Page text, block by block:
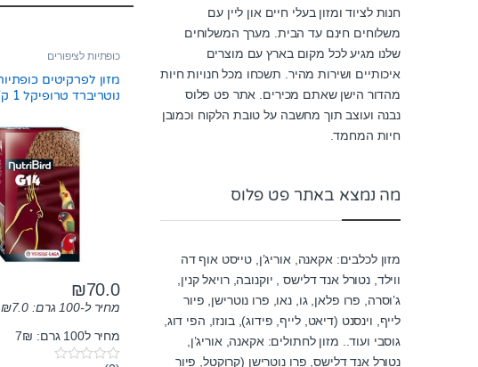
כופתיות לציפורים
נוטריברד טרופיקל 1 ק”ג
₪70.0
מחיר ל-100 גרם: ₪7.0
מחיר ל100 גרם: 7₪
חנות לציוד ומזון בעלי חיים און ליין עם
משלוחים חינם עד הבית. מערך המשלוחים
שלנו מגיע לכל מקום בארץ עם מוצרים
איכותיים ושירות מהיר. תשכחו מכל חנויות חיות
מהדור הישן שאתם מכירים. אתר פט פלוס
נבנה ועוצב תוך מחשבה על טובת הלקוח וכמובן
חיות המחמד.
מה נמצא באתר פט פלוס
מזון לכלבים: אקאנה, אוריג’ן, טייסט אוף דה
ווילד, נטורל אנד דלישס , יוקנובה, רויאל קנין,
ג’וסרה, פרו פלאן, גו, נאו, פרו נוטרישן, פיור
לייף, וינסנט (דיאט, לייף, פידוג), בונזו, הפי דוג,
גוסבי ועוד.. מזון לחתולים: אקאנה, אוריג’ן,
נטורל אנד דלישס, פרו נוטרישן (קרוקטל, פיור